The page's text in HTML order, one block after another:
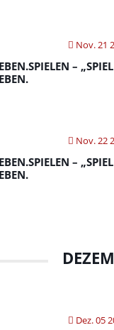
Nov. 21
–
Nov. 22
–
Dez. 05